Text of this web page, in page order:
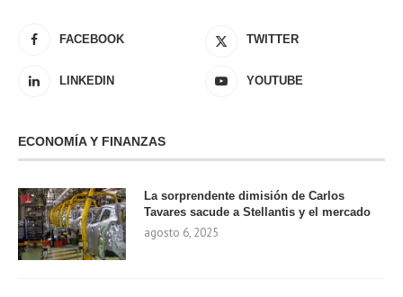
FACEBOOK TWITTER
LINKEDIN YOUTUBE
ECONOMÍA Y FINANZAS
La sorprendente dimisión de Carlos
Tavares sacude a Stellantis y el mercado
agosto 6, 2025